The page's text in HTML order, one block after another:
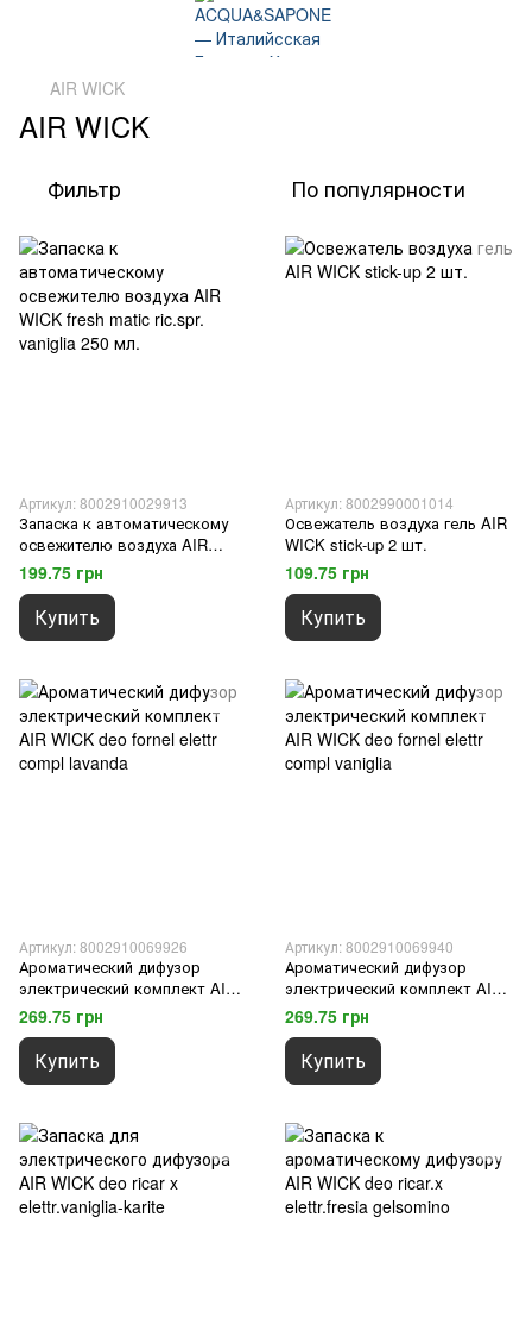
AIR WICK
AIR WICK
Фильтр По популярности
Артикул: 8002910029913
Запаска к автоматическому
освежителю воздуха AIR
WICK fresh matic ric.spr.
vaniglia 250 мл.
199.75 грн
Купить
Артикул: 8002990001014
Освежатель воздуха гель AIR
WICK stick-up 2 шт.
109.75 грн
Купить
Артикул: 8002910069926
Ароматический дифузор
электрический комплект AIR
WICK deo fornel elettr compl
lavanda
269.75 грн
Купить
Артикул: 8002910069940
Ароматический дифузор
электрический комплект AIR
WICK deo fornel elettr compl
vaniglia
269.75 грн
Купить